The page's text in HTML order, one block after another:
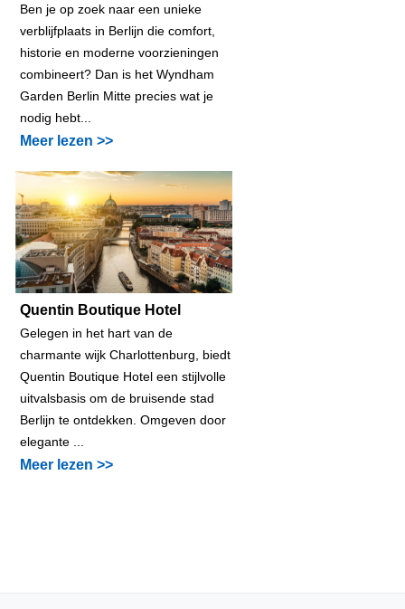
Ben je op zoek naar een unieke
verblijfplaats in Berlijn die comfort,
historie en moderne voorzieningen
combineert? Dan is het Wyndham
Garden Berlin Mitte precies wat je
nodig hebt...
Meer lezen >>
Quentin Boutique Hotel
Gelegen in het hart van de
charmante wijk Charlottenburg, biedt
Quentin Boutique Hotel een stijlvolle
uitvalsbasis om de bruisende stad
Berlijn te ontdekken. Omgeven door
elegante ...
Meer lezen >>